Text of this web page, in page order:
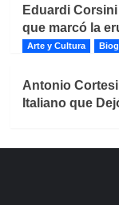
Eduardi
que marcó la
Arte y Cultura
Antonio Cortesi
Italiano que